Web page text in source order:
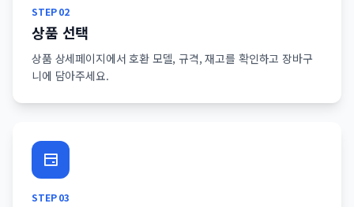
STEP02
상품 선택
상품 상세페이지에서 호환 모델, 규격, 재고를 확인하고 장바구
니에 담아주세요.
STEP03